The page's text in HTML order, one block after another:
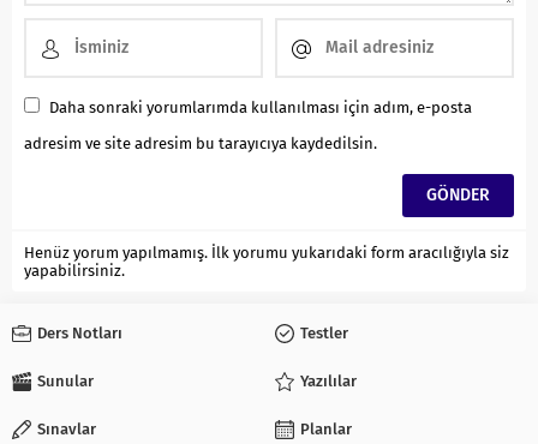
Daha sonraki yorumlarımda kullanılması için adım, e-posta
adresim ve site adresim bu tarayıcıya kaydedilsin.
Henüz yorum yapılmamış. İlk yorumu yukarıdaki form aracılığıyla siz
yapabilirsiniz.
Ders Notları Testler
Sunular Yazılılar
Sınavlar Planlar